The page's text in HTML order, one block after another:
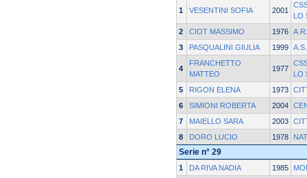
1 VESENTINI SOFIA 2001
LO
2
CIOT MASSIMO 1976
3
PASQUALINI GIULIA 1999
4
FRANCHETTO
MATTEO
1977
LO
5
RIGON ELENA 1973
6
SIMIONI ROBERTA 2004
7
MAIELLO SARA 2003
8
DORO LUCIO 1978
Serie n° 29
1 DA RIVA NADIA 1985